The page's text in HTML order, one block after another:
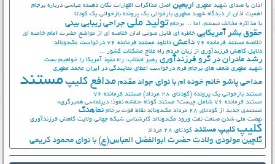
اذان با صدای شهید مطهری اربعین اصل مذاکرات اظهارات تکان دهنده عباسی درباره برجام
اهمیت اذان از دیدگاه شهید مطهری بازخوانی یک پرونده بازخوانی یک کودتا
با مذاکره مخالف نیستم، اما ... برجام تولید ملی جراحی زیبایی بینی
حقوق بشر آمریکایی خاطره ای فایل صوتی اذان خلاصه ای از مواضع حضرت امام خامنه ای
خلاصه مستند فرمانده 76
داعش دانلود مستند فرمانده 76
درخواست مک‌دونالد
دلایل کاهش فرزندآوری از زبان مردم راه علاج مشکلات کشور ...
رشد مادران در گرو فرزندآوری رهبر انقلاب: راه نفوذ آمریکا را خواهیم بست
شهید مطهری ضعف های برجام فرم درخواست اعطای نمایندگی در ایران محمد مطهری
مداحی پاشو خانم خونه ام با نوای جواد مقدم مدافع کلیپ مستند
مستند بازخوانی یک پرونده (کودتای 28 مرداد)
مستند فرمانده 76
مستند فرمانده 76 شامل چیست؟
مستند کوتاه «نقشه نفوذ؛ دیپلماسی همبرگری»
مستندی جدید از کودتای 28 مرداد
مک‌دونالد نقاط قوت برجام نماهنگ
نهضت ملي شدن صنعت نفت ورود مک‌دونالد کارشناس شبکه جهانی ولایت کاهش فرزندآوری
کلیپ کلیپ مستند کودتای 28 مرداد
گلچین مولودی ولادت حضرت ابوالفضل العباس(ع) با نوای محمود کریمی